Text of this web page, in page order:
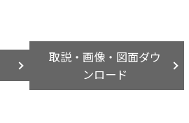
取説・画像・図面ダウ
ンロード